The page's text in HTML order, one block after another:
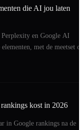
die AI jou laten
Perplexity en Google AI
met de meetset
kost in 2026
in Google rankings na de